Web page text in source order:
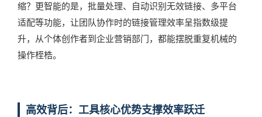
缩？更智能的是，批量处理、自动识别无效链接、多平台
适配等功能，让团队协作时的链接管理效率呈指数级提
升，从个体创作者到企业营销部门，都能摆脱重复机械的
操作桎梏。
高效背后：工具核心优势支撑效率跃迁